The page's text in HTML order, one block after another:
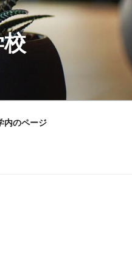
内のページ